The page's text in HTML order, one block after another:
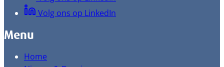
Volg ons op LinkedIn
Menu
Home